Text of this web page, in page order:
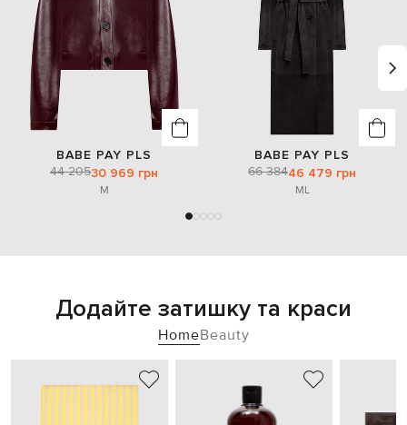
BABE PAY PLS
44 20530 969 грн
M
BABE PAY PLS
66 38446 479 грн
ML
Додайте затишку та краси
HomeBeauty